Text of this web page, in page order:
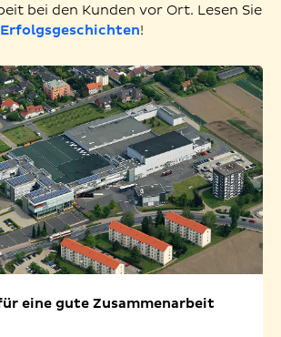
eine gute Zusammenarbeit
bei den Kunden vor Ort. Lesen Sie
Erfolgsgeschichten!